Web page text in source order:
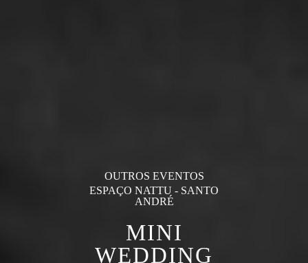
OUTROS EVENTOS
ESPAÇO NATTU - SANTO
ANDRÉ
MINI
WEDDING